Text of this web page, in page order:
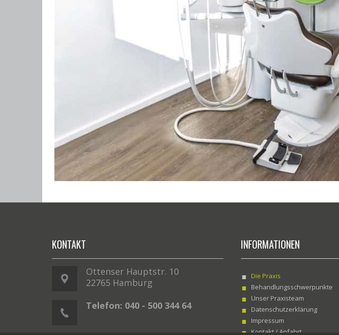
KONTAKT
Ottenser Hauptstr. 10
22765 Hamburg
Telefon: 040 - 500 344 64
INFORMATIONEN
Die Praxis
Behandlungsschwerpunkte
Unser Praxisteam
Datenschutzerklärung
Impressum
Kontakt / Anfahrt